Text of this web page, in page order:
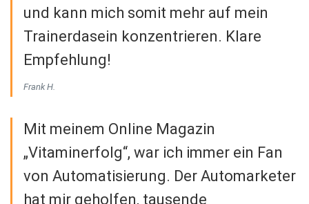
und kann mich somit mehr auf mein
Trainerdasein konzentrieren. Klare
Empfehlung!
Frank H.
Mit meinem Online Magazin
„Vitaminerfolg“, war ich immer ein Fan
von Automatisierung. Der Automarketer
hat mir geholfen, tausende